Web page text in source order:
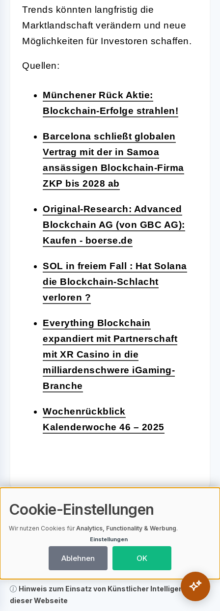
Trends könnten langfristig die
Marktlandschaft verändern und neue
Möglichkeiten für Investoren schaffen.
Quellen:
Münchener Rück Aktie:
Blockchain-Erfolge strahlen!
Barcelona schließt globalen
Vertrag mit der in Samoa
ansässigen Blockchain-Firma
ZKP bis 2028 ab
Original-Research: Advanced
Blockchain AG (von GBC AG):
Kaufen - boerse.de
SOL in freiem Fall : Hat Solana
die Blockchain-Schlacht
verloren ?
Everything Blockchain
expandiert mit Partnerschaft
mit XR Casino in die
milliardenschwere iGaming-
Branche
Wochenrückblick
Kalenderwoche 46 – 2025
Alexander Weipprecht
Hinweis zum Einsatz von Künstlicher Intelligenz auf
dieser Webseite
Cookie-Einstellungen
Wir nutzen Cookies fürAnalytics, Functionality & Werbung.
Einstellungen
Ablehnen OK